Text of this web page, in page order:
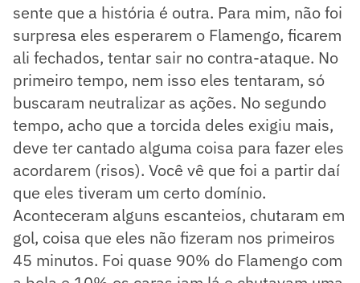
sente que a história é outra. Para mim, não foi
surpresa eles esperarem o Flamengo, ficarem
ali fechados, tentar sair no contra-ataque. No
primeiro tempo, nem isso eles tentaram, só
buscaram neutralizar as ações. No segundo
tempo, acho que a torcida deles exigiu mais,
deve ter cantado alguma coisa para fazer eles
acordarem (risos). Você vê que foi a partir daí
que eles tiveram um certo domínio.
Aconteceram alguns escanteios, chutaram em
gol, coisa que eles não fizeram nos primeiros
45 minutos. Foi quase 90% do Flamengo com